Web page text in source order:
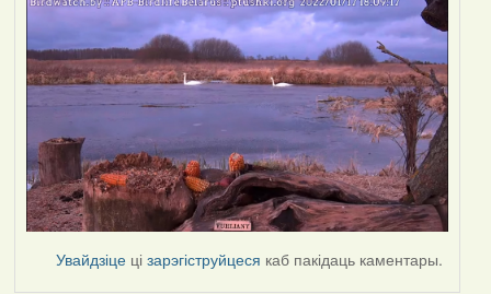
Увайдзіце цізарэгіструйцеся каб пакідаць каментары.